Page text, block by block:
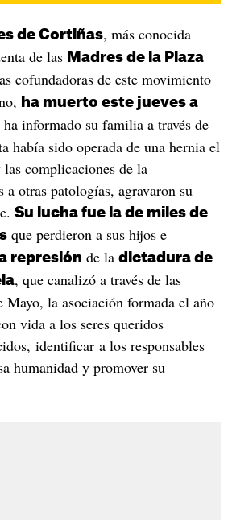
de Cortiñas, más conocida
de las Madres de la Plaza
cofundadoras de este movimiento
ha muerto este jueves a
ha informado su familia a través de
había sido operada de una hernia el
complicaciones de la
a otras patologías, agravaron su
Su lucha fue la de miles de
que perdieron a sus hijos e
represión de la dictadura de
, que canalizó a través de las
Mayo, la asociación formada el año
vida a los seres queridos
identificar a los responsables
humanidad y promover su